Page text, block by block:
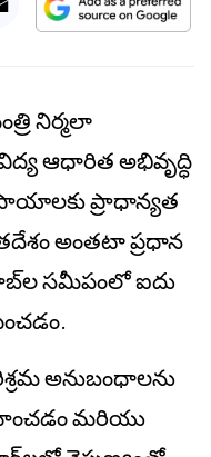
నిర్మలా
ఆధారిత అభివృద్ధి
ప్రాధాన్యత
అంతటా ప్రధాన
సమీపంలో ఐదు
అనుబంధాలను
మరియు